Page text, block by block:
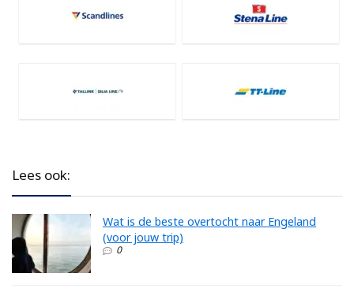
Lees ook:
Wat is de beste overtocht naar Engeland
(voor jouw trip)
0